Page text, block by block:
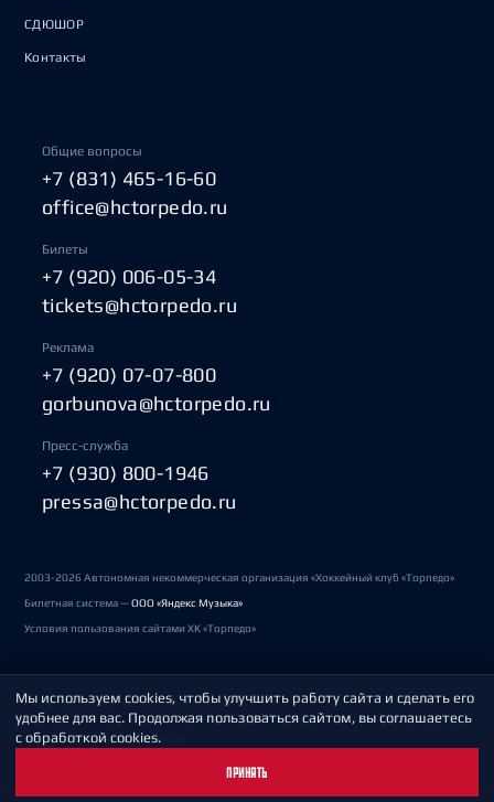
СДЮШОР
Контакты
Общие вопросы
+7 (831) 465-16-60
office@hctorpedo.ru
Билеты
+7 (920) 006-05-34
tickets@hctorpedo.ru
Реклама
+7 (920) 07-07-800
gorbunova@hctorpedo.ru
Пресс-служба
+7 (930) 800-1946
pressa@hctorpedo.ru
2003-2026 Автономная некоммерческая организация «Хоккейный клуб «Торпедо»
Билетная система —ООО «Яндекс Музыка»
Условия пользования сайтами ХК «Торпедо»
Политика обработки персональных данных
Пользовательское соглашение
Мы используем cookies, чтобы улучшить работу сайта и сделать его
удобнее для вас. Продолжая пользоваться сайтом, вы соглашаетесь
с обработкой cookies.
ПРИНЯТЬ